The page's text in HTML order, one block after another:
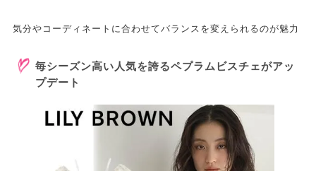
気分やコーディネートに合わせてバランスを変えられるのが魅力
毎シーズン高い人気を誇るペプラムビスチェがアッ
プデート